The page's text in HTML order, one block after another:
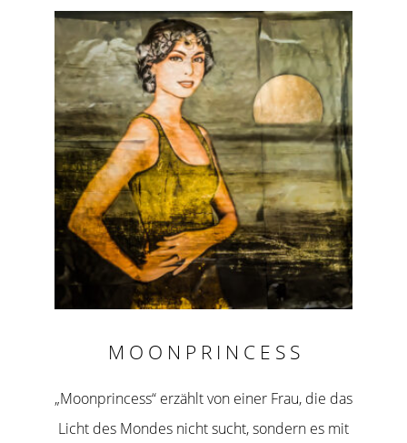
M O O N P R I N C E S S
„Moonprincess“ erzählt von einer Frau, die das
Licht des Mondes nicht sucht, sondern es mit